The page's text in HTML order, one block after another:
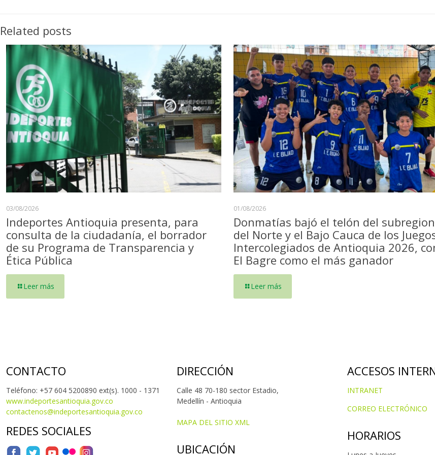
Related posts
03/08/2026
Indeportes Antioquia presenta, para
consulta de la ciudadanía, el borrador
de su Programa de Transparencia y
Ética Pública
Leer más
01/08/2026
Donmatías bajó el telón del
del Norte y el Bajo Cauca de los
Intercolegiados de Antioquia 2026,
El Bagre como el más ganador
Leer más
CONTACTO
Teléfono: +57 604 5200890 ext(s). 1000 - 1371
www.indeportesantioquia.gov.co
contactenos@indeportesantioquia.gov.co
REDES SOCIALES
DIRECCIÓN
Calle 48 70-180 sector Estadio,
Medellín - Antioquia
MAPA DEL SITIO XML
UBICACIÓN
ACCESOS
INTRANET
CORREO ELECTRÓNICO
HORARIOS